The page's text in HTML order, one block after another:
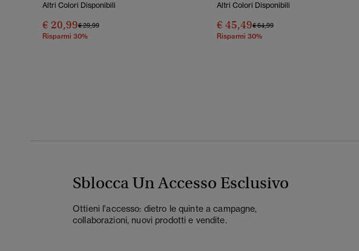
Altri Colori Disponibili
€ 20,99Prezzo Ridotto Da
€ 29,99A
Risparmi 30%
Altri Colori Disponibili
€ 45,49Prezzo Ridotto Da
€ 64,99A
Risparmi 30%
Sblocca Un Accesso Esclusivo
Ottieni l'accesso: dietro le quinte a campagne,
collaborazioni, nuovi prodotti e vendite.